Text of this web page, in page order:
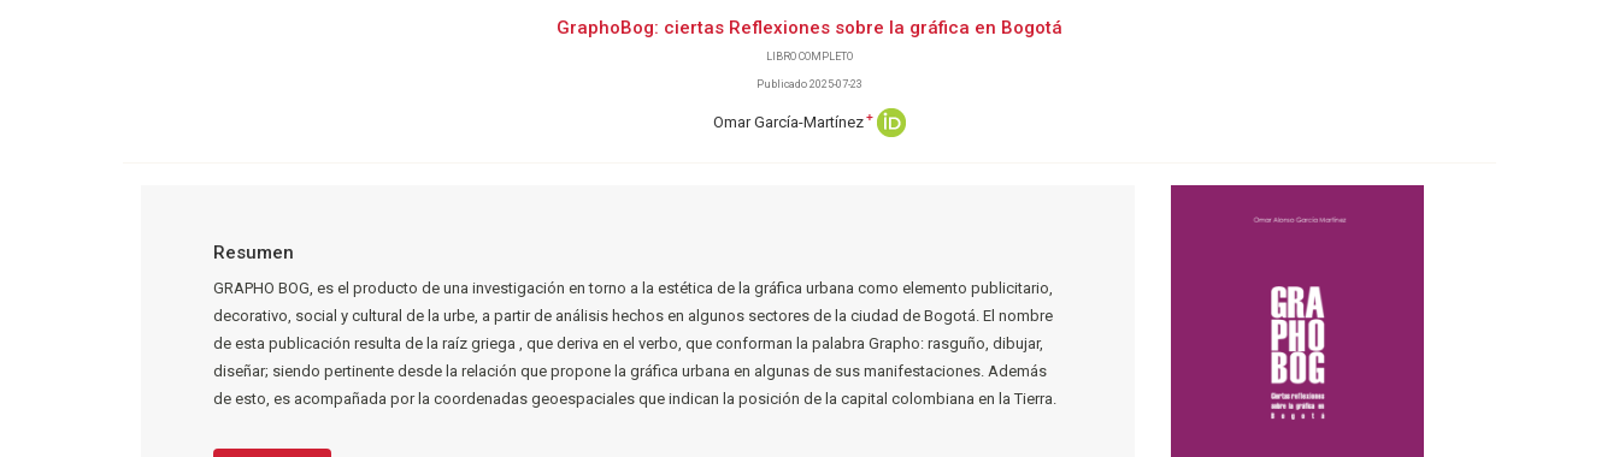
GraphoBog: ciertas Reflexiones sobre la gráfica en Bogotá
LIBRO COMPLETO
Publicado 2025-07-23
Omar García-Martínez +
Resumen
GRAPHO BOG, es el producto de una investigación en torno a la estética de la gráfica urbana como elemento publicitario,
decorativo, social y cultural de la urbe, a partir de análisis hechos en algunos sectores de la ciudad de Bogotá. El nombre
de esta publicación resulta de la raíz griega , que deriva en el verbo, que conforman la palabra Grapho: rasguño, dibujar,
diseñar; siendo pertinente desde la relación que propone la gráfica urbana en algunas de sus manifestaciones. Además
de esto, es acompañada por la coordenadas geoespaciales que indican la posición de la capital colombiana en la Tierra.